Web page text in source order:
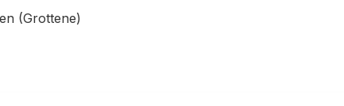
(Grottene)